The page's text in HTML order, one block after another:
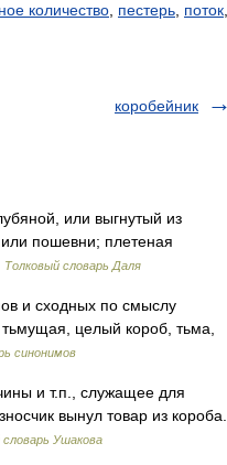
количество пестерь поток
коробейник
или выгнутый из
пошевни; плетеная
Толковый словарь Даля
и сходных по смыслу
целый короб, тьма,
синонимов
и т.п., служащее для
вынул товар из короба.
словарь Ушакова